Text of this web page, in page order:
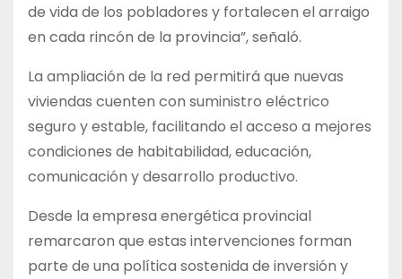
de vida de los pobladores y fortalecen el arraigo
en cada rincón de la provincia”, señaló.
La ampliación de la red permitirá que nuevas
viviendas cuenten con suministro eléctrico
seguro y estable, facilitando el acceso a mejores
condiciones de habitabilidad, educación,
comunicación y desarrollo productivo.
Desde la empresa energética provincial
remarcaron que estas intervenciones forman
parte de una política sostenida de inversión y